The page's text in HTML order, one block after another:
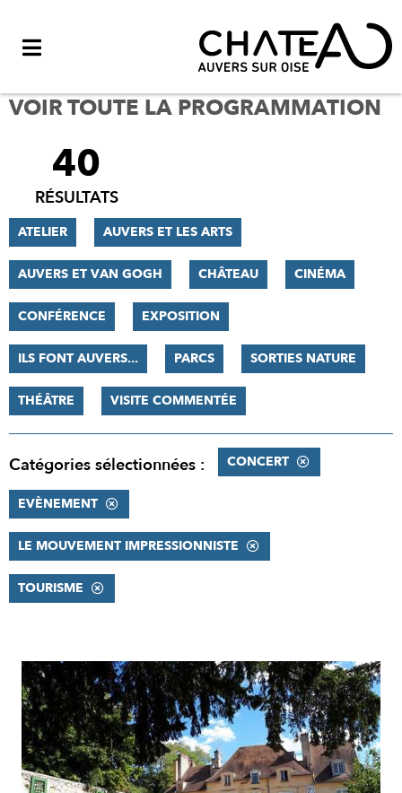
VOIR TOUTE LA PROGRAMMATION
FILTRER
RÉSULTATS
40
RÉSULTATS
ATELIER AUVERS ET LES ARTS
AUVERS ET VAN GOGH CHÂTEAU CINÉMA
CONFÉRENCE EXPOSITION
ILS FONT AUVERS... PARCS SORTIES NATURE
THÉÂTRE VISITE COMMENTÉE
Catégories sélectionnées : CONCERT
EVÈNEMENT
LE MOUVEMENT IMPRESSIONNISTE
TOURISME
RÉSULTATS